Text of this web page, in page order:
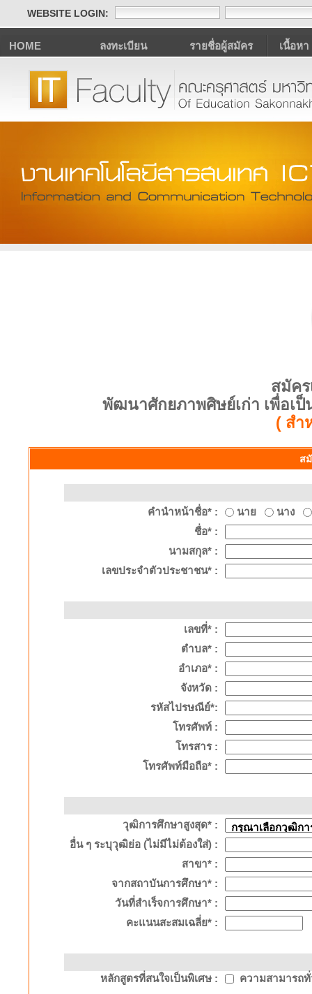
WEBSITE LOGIN:
HOME ลงทะเบียน รายชื่อผู้สมัคร เนื้อหา
สมัคร
พัฒนาศักยภาพศิษย์เก่า เพื่อเ
( สำ
ส
คำนำหน้าชื่อ* : นาย
นาง
ชื่อ* :
นามสกุล* :
เลขประจำตัวประชาชน* :
เลขที่* :
ตำบล* :
อำเภอ* :
จังหวัด :
รหัสไปรษณีย์*:
โทรศัพท์ :
โทรสาร :
โทรศัพท์มือถือ* :
วุฒิการศึกษาสูงสุด* :
อื่น ๆ ระบุวุฒิย่อ (ไม่มีไม่ต้องใส่) :
สาขา* :
จากสถาบันการศึกษา* :
วันที่สำเร็จการศึกษา* :
คะแนนสะสมเฉลี่ย* :
หลักสูตรที่สนใจเป็นพิเศษ :
ความสามารถ